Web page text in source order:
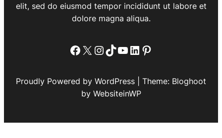
elit, sed do eiusmod tempor incididunt ut labore et
dolore magna aliqua.
Facebook
X Instagram
TikTok
YouTube
LinkedIn
Pinterest
Proudly Powered by WordPress | Theme: Bloghoot
by WebsiteinWP